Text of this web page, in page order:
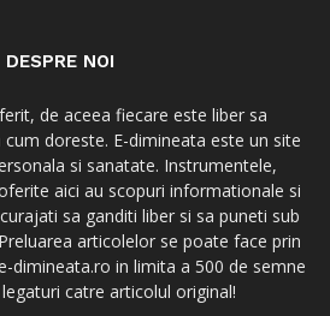
DESPRE NOI
de aceea fiecare este liber sa
cum doreste. E-dimineata este un site
si sanatate. Instrumentele,
aici au scopuri informationale si
sa ganditi liber si sa puneti sub
articolelor se poate face prin
dimineata.ro in limita a 500 de semne
catre articolul original!